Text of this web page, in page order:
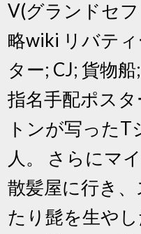
V(グランドセ
略wiki リバテ
ター; CJ; 貨物
指名手配ポス
トンが写ったT
人。 さらにマ
散髪屋に行き
たり髭を生や